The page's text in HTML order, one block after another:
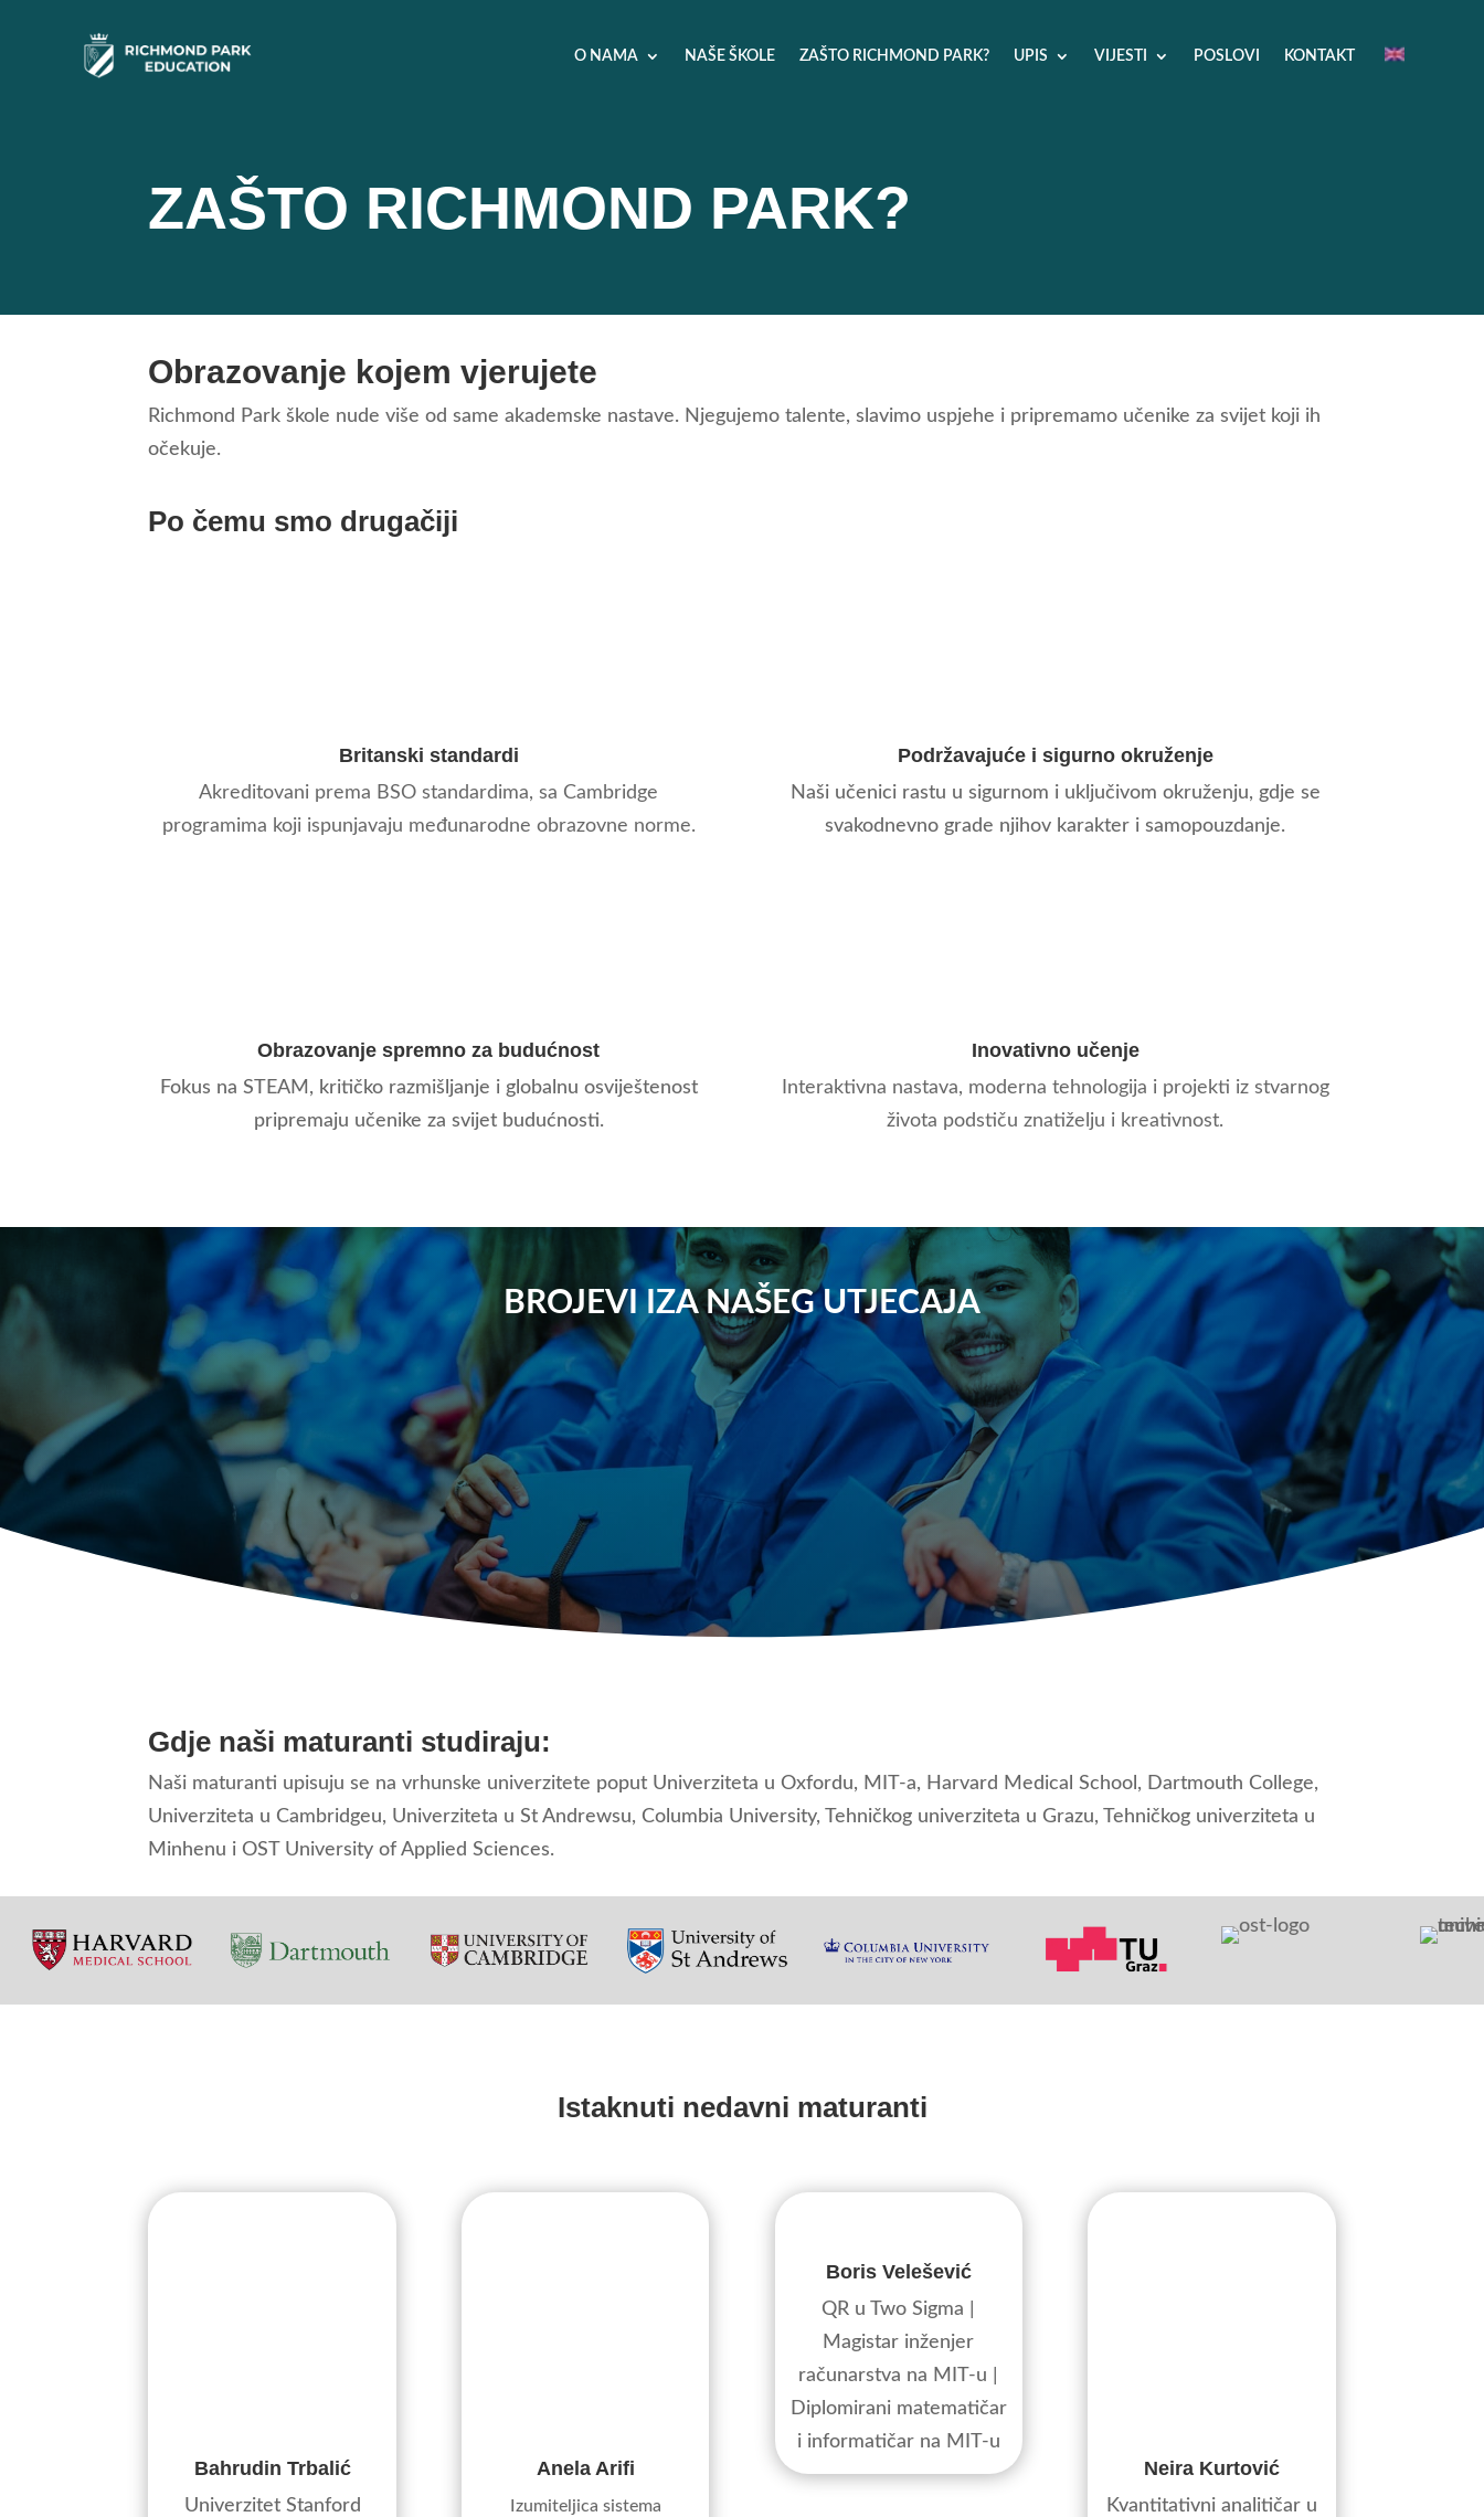
O NAMA NAŠE ŠKOLE ZAŠTO RICHMOND PARK? UPIS VIJESTI POSLOVI KONTAKT
ZAŠTO RICHMOND PARK?
Obrazovanje kojem vjerujete
Richmond Park škole nude više od same akademske nastave. Njegujemo talente, slavimo uspjehe i pripremamo učenike za svijet koji ih
očekuje.
Po čemu smo drugačiji
Britanski standardi
Akreditovani prema BSO standardima, sa Cambridge
programima koji ispunjavaju međunarodne obrazovne norme.
Podržavajuće i sigurno okruženje
Naši učenici rastu u sigurnom i uključivom okruženju, gdje se
svakodnevno grade njihov karakter i samopouzdanje.
Obrazovanje spremno za budućnost
Fokus na STEAM, kritičko razmišljanje i globalnu osviještenost
pripremaju učenike za svijet budućnosti.
Inovativno učenje
Interaktivna nastava, moderna tehnologija i projekti iz stvarnog
života podstiču znatiželju i kreativnost.
BROJEVI IZA NAŠEG UTJECAJA
Gdje naši maturanti studiraju:
Naši maturanti upisuju se na vrhunske univerzitete poput Univerziteta u Oxfordu, MIT-a, Harvard Medical School, Dartmouth College,
Univerziteta u Cambridgeu, Univerziteta u St Andrewsu, Columbia University, Tehničkog univerziteta u Grazu, Tehničkog univerziteta u
Minhenu i OST University of Applied Sciences.
Istaknuti nedavni maturanti
Bahrudin Trbalić
Univerzitet Stanford
Anela Arifi
Izumiteljica sistema
Boris Velešević
QR u Two Sigma |
Magistar inženjer
računarstva na MIT-u |
Diplomirani matematičar
i informatičar na MIT-u
Neira Kurtović
Kvantitativni analitičar u